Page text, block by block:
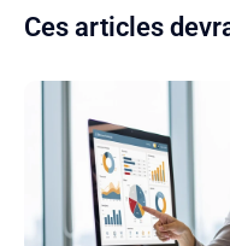
Ces articles